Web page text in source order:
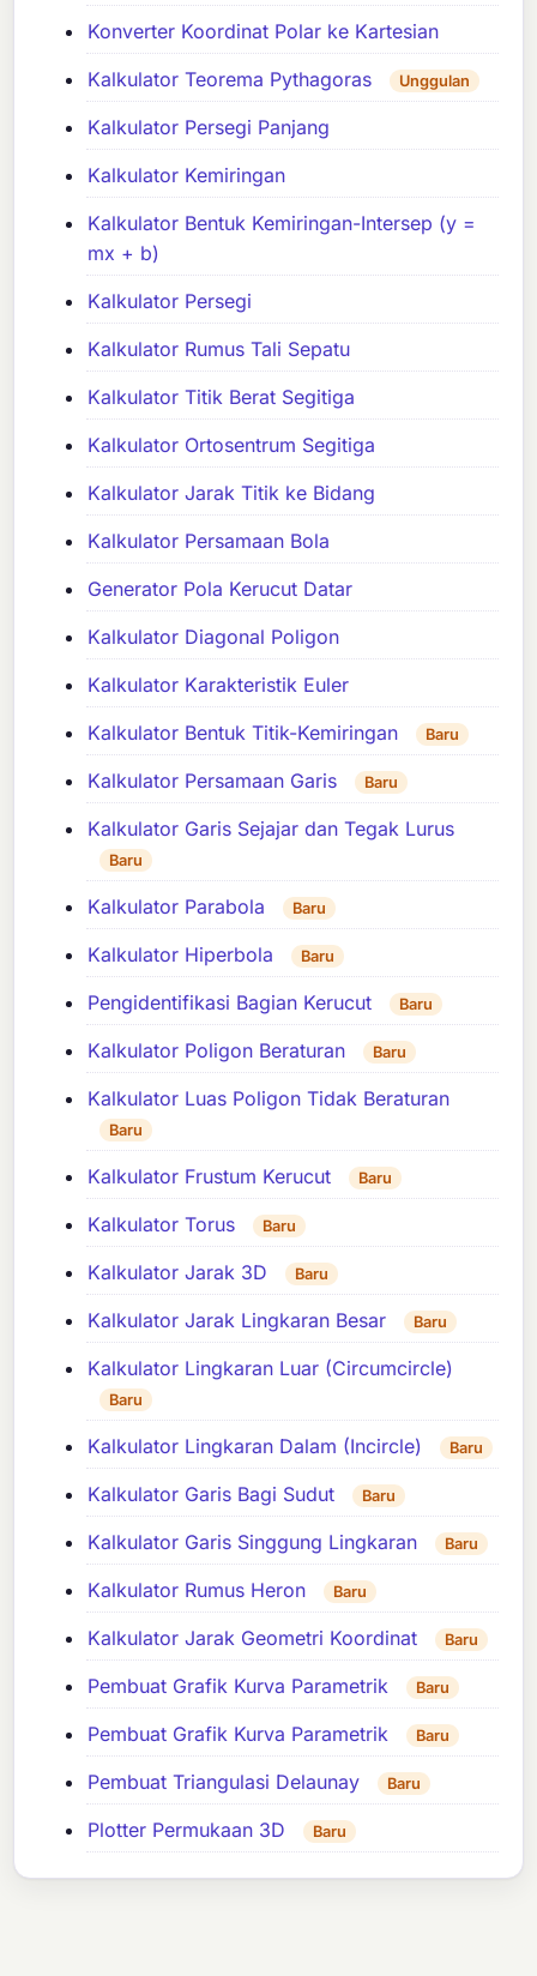
Konverter Koordinat Polar ke Kartesian
Kalkulator Teorema Pythagoras
Unggulan
Kalkulator Persegi Panjang
Kalkulator Kemiringan
Kalkulator Bentuk Kemiringan-Intersep (y =
mx + b)
Kalkulator Persegi
Kalkulator Rumus Tali Sepatu
Kalkulator Titik Berat Segitiga
Kalkulator Ortosentrum Segitiga
Kalkulator Jarak Titik ke Bidang
Kalkulator Persamaan Bola
Generator Pola Kerucut Datar
Kalkulator Diagonal Poligon
Kalkulator Karakteristik Euler
Kalkulator Bentuk Titik-Kemiringan
Baru
Kalkulator Persamaan Garis Baru
Kalkulator Garis Sejajar dan Tegak Lurus
Baru
Kalkulator Parabola Baru
Kalkulator Hiperbola Baru
Pengidentifikasi Bagian Kerucut Baru
Kalkulator Poligon Beraturan Baru
Kalkulator Luas Poligon Tidak Beraturan
Baru
Kalkulator Frustum Kerucut Baru
Kalkulator Torus Baru
Kalkulator Jarak 3D Baru
Kalkulator Jarak Lingkaran Besar Baru
Kalkulator Lingkaran Luar (Circumcircle)
Baru
Kalkulator Lingkaran Dalam (Incircle) Baru
Kalkulator Garis Bagi Sudut Baru
Kalkulator Garis Singgung Lingkaran Baru
Kalkulator Rumus Heron Baru
Kalkulator Jarak Geometri Koordinat Baru
Pembuat Grafik Kurva Parametrik Baru
Pembuat Grafik Kurva Parametrik Baru
Pembuat Triangulasi Delaunay Baru
Plotter Permukaan 3D Baru